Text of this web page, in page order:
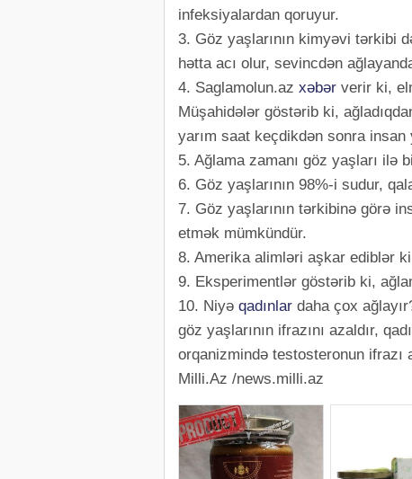
infeksiyalardan qoruyur.
3. Göz yaşlarının kimyəvi tərkibi
hətta acı olur, sevincdən
4. Saglamolun.az xəbər verir ki,
Müşahidələr göstərib ki,
yarım saat keçdikdən sonra
5. Ağlama zamanı göz yaşları ilə
6. Göz yaşlarının 98%-i sudur,
7. Göz yaşlarının tərkibinə görə
etmək mümkündür.
8. Amerika alimləri aşkar ediblər
9. Eksperimentlər göstərib ki,
10. Niyə qadınlar daha çox
göz yaşlarının ifrazını azaldır,
orqanizmində testosteronun ifrazı
Milli.Az /news.milli.az